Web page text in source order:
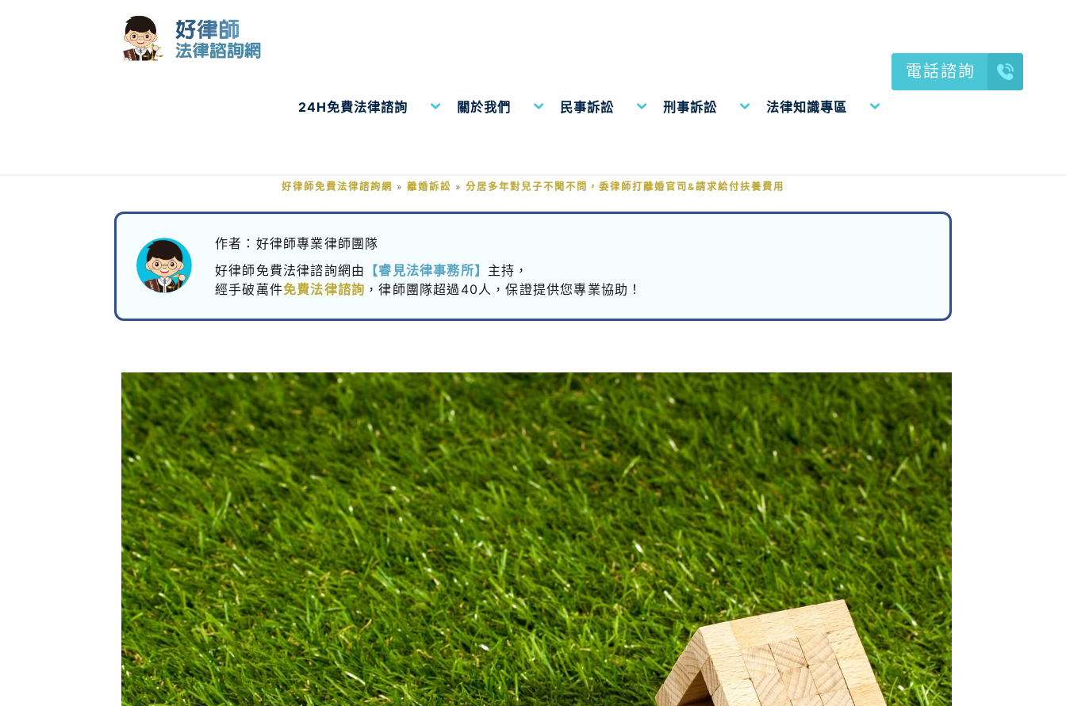
24H免費法律諮詢 關於我們 民事訴訟 刑事訴訟 法律知識專區
電話諮詢
好律師免費法律諮詢網 » 離婚訴訟 » 分居多年對兒子不聞不問，委律師打離婚官司&請求給付扶養費用
作者：好律師專業律師團隊
好律師免費法律諮詢網由
【睿見法律事務所】 主持，
經手破萬件免費法律諮詢 ，律師團隊超過40人，保證提供您專業協助！